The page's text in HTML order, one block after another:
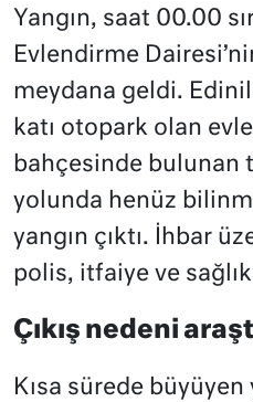
Yangın, saat 00.00
Evlendirme
meydana geldi.
katı otopark olan
bahçesinde bulunan
yolunda henüz
yangın çıktı. İhbar
polis, itfaiye ve
Çıkış nedeni
Kısa sürede